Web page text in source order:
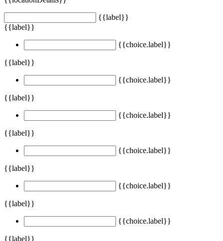
{{label}}
{{label}}
{{choice.label}}
{{label}}
{{choice.label}}
{{label}}
{{choice.label}}
{{label}}
{{choice.label}}
{{label}}
{{choice.label}}
{{label}}
{{choice.label}}
{{label}}